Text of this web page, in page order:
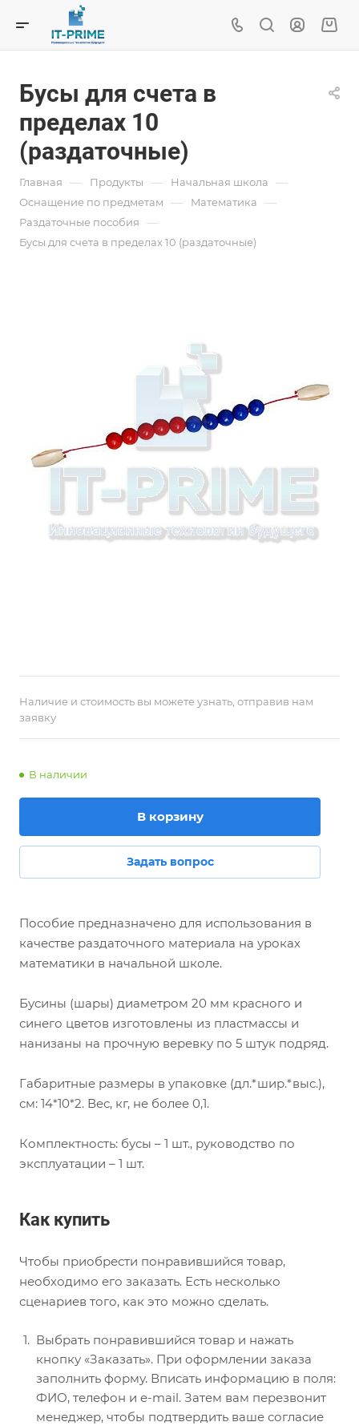
Бусы для счета в
пределах 10
(раздаточные)
Главная — Продукты — Начальная школа —
Оснащение по предметам — Mатематика —
Раздаточные пособия —
Бусы для счета в пределах 10 (раздаточные)
Наличие и стоимость вы можете узнать, отправив нам
заявку
В наличии
В корзину
Задать вопрос
Пособие предназначено для использования в
качестве раздаточного материала на уроках
математики в начальной школе.
Бусины (шары) диаметром 20 мм красного и
синего цветов изготовлены из пластмассы и
нанизаны на прочную веревку по 5 штук подряд.
Габаритные размеры в упаковке (дл.*шир.*выс.),
см: 14*10*2. Вес, кг, не более 0,1.
Комплектность: бусы – 1 шт., руководство по
эксплуатации – 1 шт.
Как купить
Чтобы приобрести понравившийся товар,
необходимо его заказать. Есть несколько
сценариев того, как это можно сделать.
Выбрать понравившийся товар и нажать
кнопку «Заказать». При оформлении заказа
заполнить форму. Вписать информацию в поля:
ФИО, телефон и e-mail. Затем вам перезвонит
менеджер, чтобы подтвердить ваше согласие